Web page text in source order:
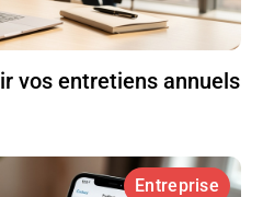
vos entretiens annuels
Entreprise